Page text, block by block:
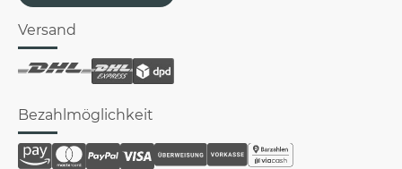
Versand
Bezahlmöglichkeit